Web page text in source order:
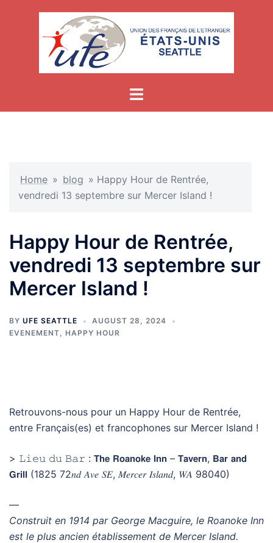
Home » blog » Happy Hour de Rentrée,
vendredi 13 septembre sur Mercer Island !
Happy Hour de Rentrée,
vendredi 13 septembre sur
Mercer Island !
BY UFE SEATTLE
AUGUST 28, 2024
EVENEMENT, HAPPY HOUR
Retrouvons-nous pour un Happy Hour de Rentrée,
entre Français(es) et francophones sur Mercer Island !
> 𝙻𝚒𝚎𝚞 𝚍𝚞 𝙱𝚊𝚛 : 𝗧𝗵𝗲 𝗥𝗼𝗮𝗻𝗼𝗸𝗲 𝗜𝗻𝗻 – 𝗧𝗮𝘃𝗲𝗿𝗻, 𝗕𝗮𝗿 𝗮𝗻𝗱
𝗚𝗿𝗶𝗹𝗹 (1825 72𝑛𝑑 𝐴𝑣𝑒 𝑆𝐸, 𝑀𝑒𝑟𝑐𝑒𝑟 𝐼𝑠𝑙𝑎𝑛𝑑, 𝑊𝐴 98040)
—
Construit en 1914 par George Macguire, le Roanoke Inn
est le plus ancien établissement de Mercer Island.